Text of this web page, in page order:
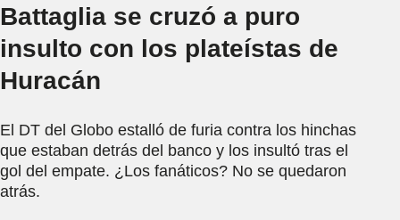
Battaglia se cruzó a puro
insulto con los plateístas de
Huracán
El DT del Globo estalló de furia contra los hinchas
que estaban detrás del banco y los insultó tras el
gol del empate. ¿Los fanáticos? No se quedaron
atrás.